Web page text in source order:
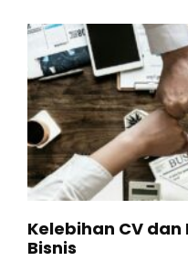
Kelebihan CV
Bisnis